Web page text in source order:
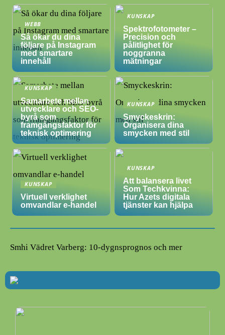
WEBB
Så ökar du dina
följare på Instagram
med smartare
innehåll
KUNSKAP
Spektrofotometer –
Precision och
pålitlighet för
noggranna
mätningar
KUNSKAP
Samarbete mellan
utvecklare och SEO-
byrå som
framgångsfaktor för
teknisk optimering
KUNSKAP
Smyckeskrin:
Organisera dina
smycken med stil
KUNSKAP
Virtuell verklighet
omvandlar e-handel
KUNSKAP
Att balansera livet
Som Techkvinna:
Hur Azets digitala
tjänster kan hjälpa
Smhi Vädret Varberg: 10-dygnsprognos och mer